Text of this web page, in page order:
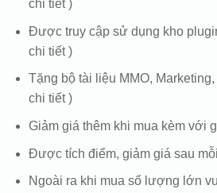
chi tiết )
Được truy cập sử dụng kho
chi tiết )
Tặng bộ tài liệu MMO,
chi tiết )
Giảm giá thêm khi mua kèm với
Được tích điểm, giảm giá sau
Ngoài ra khi mua số lượng lớn